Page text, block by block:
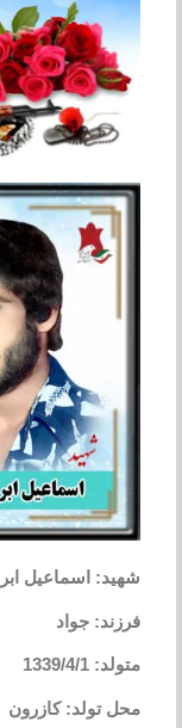
اسماعیل ابراهیم زاده
جواد
کازرون